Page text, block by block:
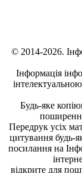
© 2014-2026.
Інформація
Будь-яке
Передрук усіх
цитування будь-
посилання на
відкрите для